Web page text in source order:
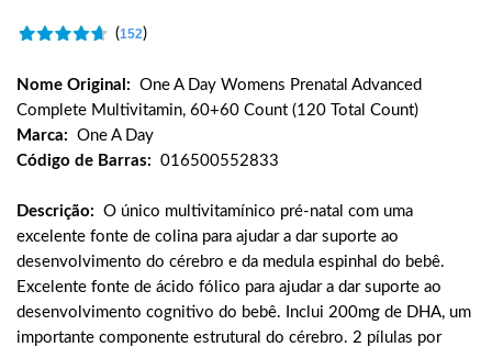
(152)
Nome Original: One A Day Womens Prenatal Advanced
Complete Multivitamin, 60+60 Count (120 Total Count)
Marca: One A Day
Código de Barras: 016500552833
Descrição: O único multivitamínico pré-natal com uma
excelente fonte de colina para ajudar a dar suporte ao
desenvolvimento do cérebro e da medula espinhal do bebê.
Excelente fonte de ácido fólico para ajudar a dar suporte ao
desenvolvimento cognitivo do bebê. Inclui 200mg de DHA, um
importante componente estrutural do cérebro. 2 pílulas por